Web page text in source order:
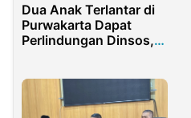
Dua Anak Terlantar di
Purwakarta Dapat
Perlindungan Dinsos,